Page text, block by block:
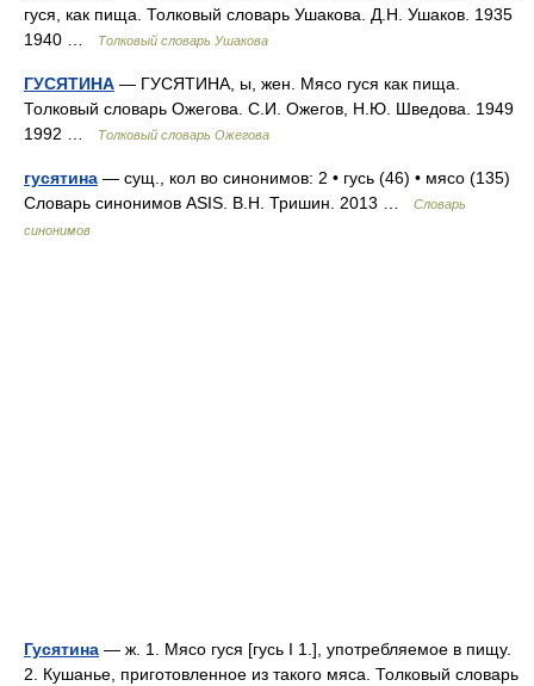
гуся, как пища. Толковый словарь Ушакова. Д.Н. Ушаков. 1935
1940 …
Толковый словарь Ушакова
ГУСЯТИНА — ГУСЯТИНА, ы, жен. Мясо гуся как пища.
Толковый словарь Ожегова. С.И. Ожегов, Н.Ю. Шведова. 1949
1992 …
Толковый словарь Ожегова
гусятина — сущ., кол во синонимов: 2 • гусь (46) • мясо (135)
Словарь синонимов ASIS. В.Н. Тришин. 2013 …
Словарь
синонимов
Гусятина — ж. 1. Мясо гуся [гусь I 1.], употребляемое в пищу.
2. Кушанье, приготовленное из такого мяса. Толковый словарь